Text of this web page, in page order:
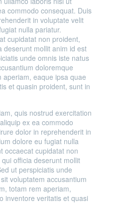
commodo consequat. Duis
in voluptate velit
nulla pariatur.
cupidatat non proident,
deserunt mollit anim id est
unde omnis iste natus
doloremque
aperiam, eaque ipsa quae
et quasin proident, sunt in
quis nostrud exercitation
ex ea commodo
dolor in reprehenderit in
dolore eu fugiat nulla
occaecat cupidatat non
officia deserunt mollit
ut perspiciatis unde
voluptatem accusantium
totam rem aperiam,
inventore veritatis et quasi